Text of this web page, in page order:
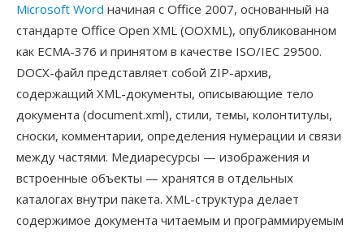
Microsoft Word начиная с Office 2007, основанный на
стандарте Office Open XML (OOXML), опубликованном
как ECMA-376 и принятом в качестве ISO/IEC 29500.
DOCX-файл представляет собой ZIP-архив,
содержащий XML-документы, описывающие тело
документа (document.xml), стили, темы, колонтитулы,
сноски, комментарии, определения нумерации и связи
между частями. Медиаресурсы — изображения и
встроенные объекты — хранятся в отдельных
каталогах внутри пакета. XML-структура делает
содержимое документа читаемым и программируемым